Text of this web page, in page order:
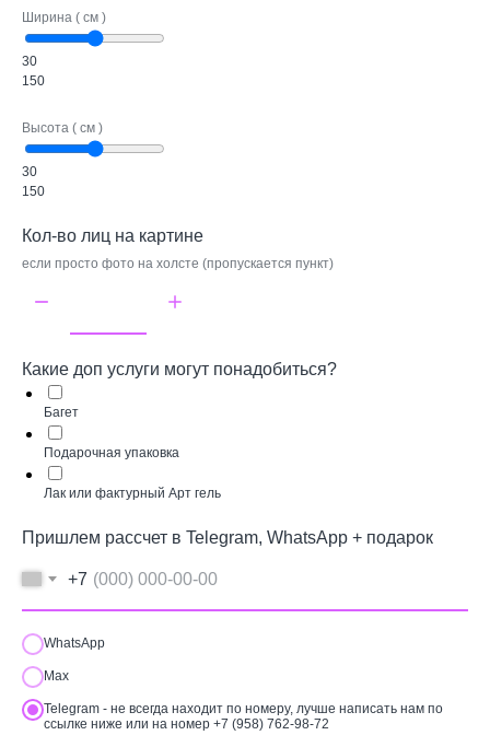
Ширина ( см )
30
150
Высота ( см )
30
150
Кол-во лиц на картине
если просто фото на холсте (пропускается пункт)
Какие доп услуги могут понадобиться?
Багет
Подарочная упаковка
Лак или фактурный Арт гель
Пришлем рассчет в Telegram, WhatsApp + подарок
+7
WhatsApp
Max
Telegram - не всегда находит по номеру, лучше написать нам по
ссылке ниже или на номер +7 (958) 762-98-72